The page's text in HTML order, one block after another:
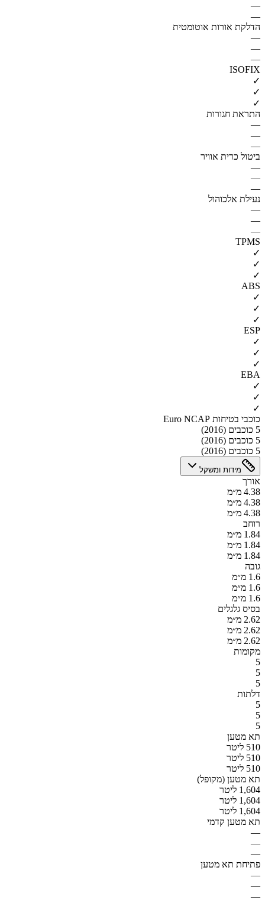
—
—
הדלקת אורות אוטומטית
—
—
—
ISOFIX
✓
✓
✓
התראת חגורות
—
—
—
ביטול כרית אוויר
—
—
—
נעילת אלכוהול
—
—
—
TPMS
✓
✓
✓
ABS
✓
✓
✓
ESP
✓
✓
✓
EBA
✓
✓
✓
כוכבי בטיחות Euro NCAP
5 כוכבים (2016)
5 כוכבים (2016)
5 כוכבים (2016)
מידות ומשקל
אורך
4.38 מ״מ
4.38 מ״מ
4.38 מ״מ
רוחב
1.84 מ״מ
1.84 מ״מ
1.84 מ״מ
גובה
1.6 מ״מ
1.6 מ״מ
1.6 מ״מ
בסיס גלגלים
2.62 מ״מ
2.62 מ״מ
2.62 מ״מ
מקומות
5
5
5
דלתות
5
5
5
תא מטען
510 ליטר
510 ליטר
510 ליטר
תא מטען (מקופל)
1,604 ליטר
1,604 ליטר
1,604 ליטר
תא מטען קדמי
—
—
—
פתיחת תא מטען
—
—
—